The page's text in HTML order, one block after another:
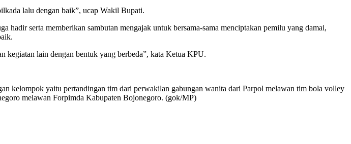
lalu dengan baik”, ucap Wakil Bupati.
serta memberikan sambutan mengajak untuk bersama-sama menciptakan pemilu yang damai,
kegiatan lain dengan bentuk yang berbeda”, kata Ketua KPU.
kelompok yaitu pertandingan tim dari perwakilan gabungan wanita dari Parpol melawan tim bola volley
melawan Forpimda Kabupaten Bojonegoro. (gok/MP)